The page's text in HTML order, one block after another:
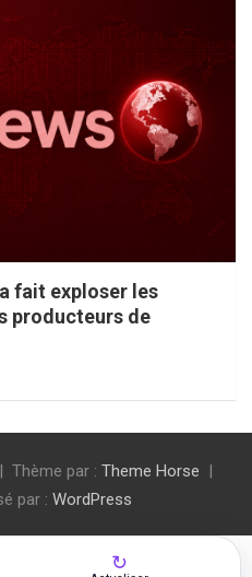
fait exploser les
producteurs de
Thème par : Theme Horse
par : WordPress
↻